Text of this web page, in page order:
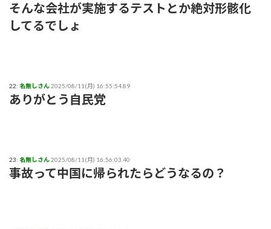
そんな会社が実施するテストとか絶対形骸化
してるでしょ
22: 名無しさん2025/08/11(月) 16:55:54.89
ありがとう自民党
23: 名無しさん2025/08/11(月) 16:56:03.40
事故って中国に帰られたらどうなるの？